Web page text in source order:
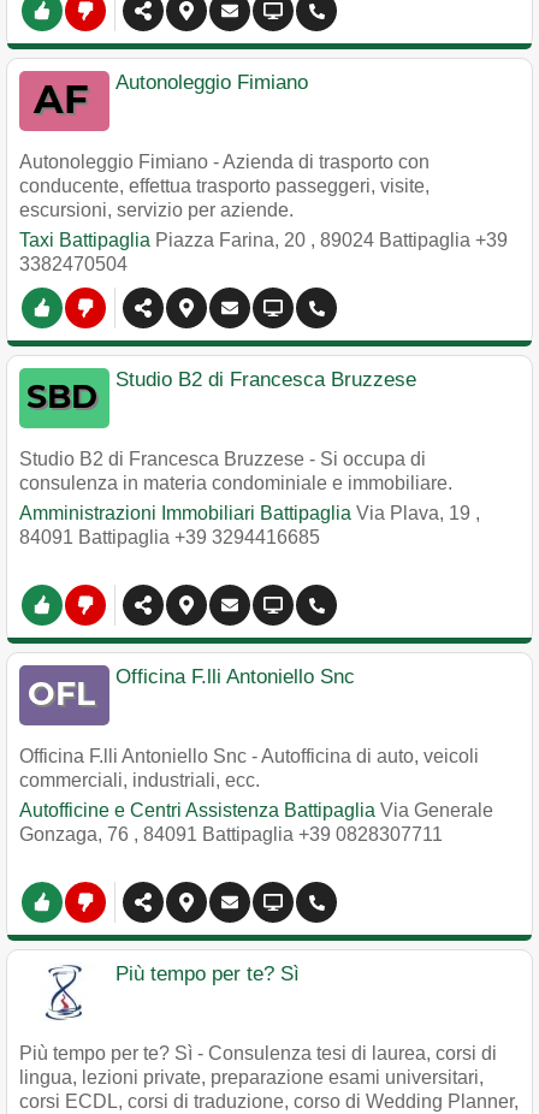
Autonoleggio Fimiano
Autonoleggio Fimiano - Azienda di trasporto con
conducente, effettua trasporto passeggeri, visite,
escursioni, servizio per aziende.
Taxi Battipaglia Piazza Farina, 20 , 89024 Battipaglia +39
3382470504
Studio B2 di Francesca Bruzzese
Studio B2 di Francesca Bruzzese - Si occupa di
consulenza in materia condominiale e immobiliare.
Amministrazioni Immobiliari Battipaglia Via Plava, 19 ,
84091 Battipaglia +39 3294416685
Officina F.lli Antoniello Snc
Officina F.lli Antoniello Snc - Autofficina di auto, veicoli
commerciali, industriali, ecc.
Autofficine e Centri Assistenza Battipaglia Via Generale
Gonzaga, 76 , 84091 Battipaglia +39 0828307711
Più tempo per te? Sì
Più tempo per te? Sì - Consulenza tesi di laurea, corsi di
lingua, lezioni private, preparazione esami universitari,
corsi ECDL, corsi di traduzione, corso di Wedding Planner,